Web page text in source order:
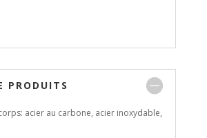
PRODUITS
acier au carbone, acier inoxydable,